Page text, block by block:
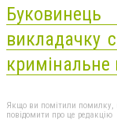
викладачку
Якщо ви помітили помилку,
повідомити про це редакцію